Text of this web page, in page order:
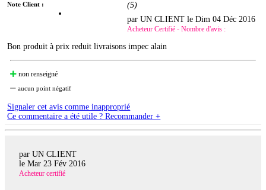
Note Client : (5)
par UN CLIENT leDim 04 Déc 2016
Acheteur Certifié - Nombre d'avis :
Bon produit à prix reduit livraisons impec alain
non renseigné
aucun point négatif
Signaler cet avis comme inapproprié
Ce commentaire a été utile ? Recommander +
par UN CLIENT
le Mar 23 Fév 2016
Acheteur certifié